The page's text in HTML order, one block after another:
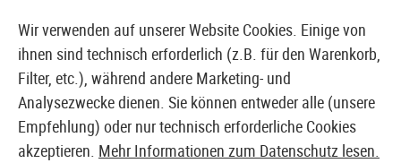
EUROPÄISCHER AIRSOFT SHOP & GROßHÄNDLER
Wir verwenden auf unserer Website Cookies. Einige von
ihnen sind technisch erforderlich (z.B. für den Warenkorb,
Filter, etc.), während andere Marketing- und
Analysezwecke dienen. Sie können entweder alle (unsere
Empfehlung) oder nur technisch erforderliche Cookies
akzeptieren. Mehr Informationen zum Datenschutz lesen.